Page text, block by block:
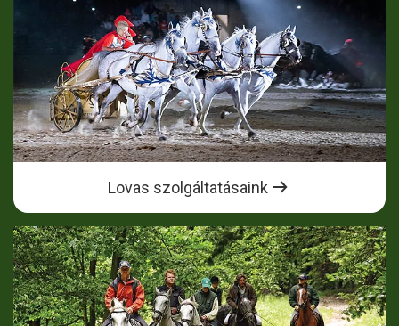
Lovas szolgáltatásaink